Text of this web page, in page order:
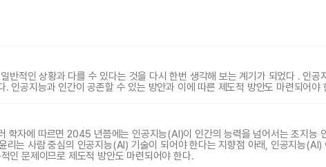
적인 상황과 다를 수 있다는 것을 다시 한번 생각해 보는 계기가 되었다 . 인공
인공지능과 인간이 공존할 수 있는 방안과 이에 따른 제도적 방안도 마련되어야
학자에 따르면 2045 년쯤에는 인공지능(AI)이 인간의 능력을 넘어서는 초지능
는 사람 중심의 인공지능(AI) 기술이 되어야 한다는 지향점 아래, 인공지능(AI)
인 문제이므로 제도적 방안도 마련되어야 한다.